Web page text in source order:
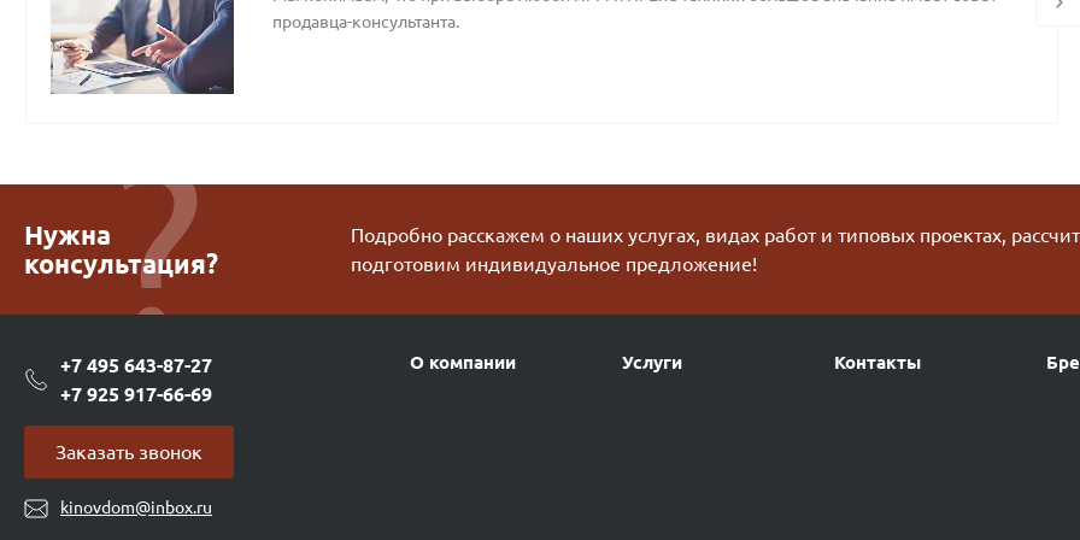
продавца-консультанта.
Нужна
консультация?
Подробно расскажем о наших услугах, видах работ и типовых проектах,
подготовим индивидуальное предложение!
+7 495 643-87-27
+7 925 917-66-69
Заказать звонок
kinovdom@inbox.ru
О компании Услуги Контакты